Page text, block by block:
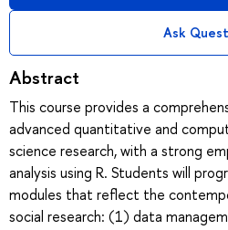
Ask
Abstract
This course provides a
advanced quantitative and
science research, with a strong
analysis using R. Students will
modules that reflect the
social research: (1) data